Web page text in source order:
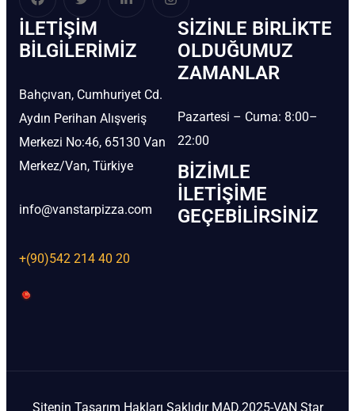
İLETIŞIM
BİLGILERIMIZ
Bahçıvan, Cumhuriyet Cd.
Aydın Perihan Alışveriş
Merkezi No:46, 65130 Van
Merkez/Van, Türkiye
info@vanstarpizza.com
+(90)542 214 40 20
SIZINLE BIRLIKTE
OLDUĞUMUZ
ZAMANLAR
Pazartesi – Cuma: 8:00–
22:00
BIZIMLE
İLETIŞIME
GEÇEBILIRSINIZ
Sitenin Tasarım Hakları Saklıdır MAD.2025-VAN Star